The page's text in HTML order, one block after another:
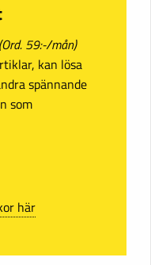
(Ord. 59:-/mån)
kan lösa
spännande
som
här